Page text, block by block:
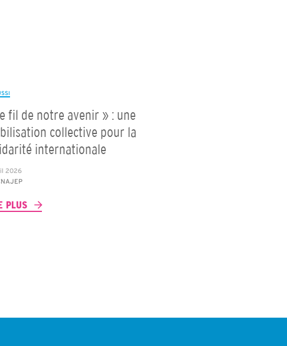
fil de notre avenir » : une
collective pour la
internationale
2026
PLUS